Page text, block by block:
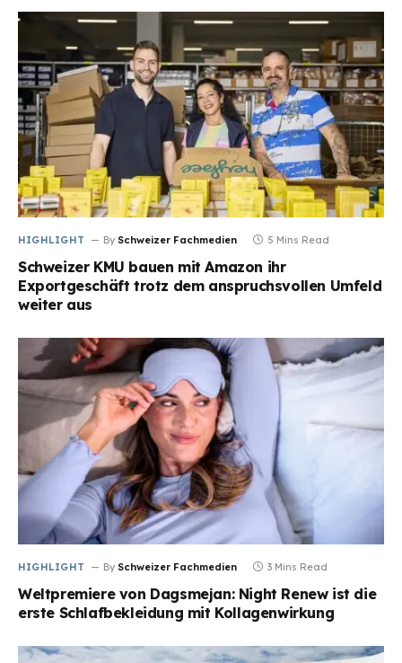
HIGHLIGHT By Schweizer Fachmedien 5 Mins Read
Schweizer KMU bauen mit Amazon ihr
Exportgeschäft trotz dem anspruchsvollen Umfeld
weiter aus
HIGHLIGHT By Schweizer Fachmedien 3 Mins Read
Weltpremiere von Dagsmejan: Night Renew ist die
erste Schlafbekleidung mit Kollagenwirkung